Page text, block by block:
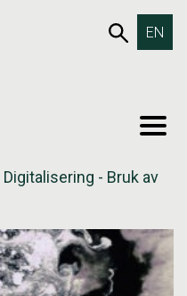
653SØK
EN
Digitalisering - Bruk av